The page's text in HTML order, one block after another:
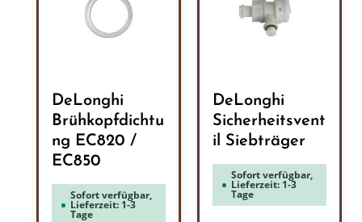
DeLonghi
Brühkopfdichtu
ng EC820 /
EC850
Sofort verfügbar,
Lieferzeit: 1-3
Tage
DeLonghi
Sicherheitsvent
il Siebträger
Sofort verfügbar,
Lieferzeit: 1-3
Tage